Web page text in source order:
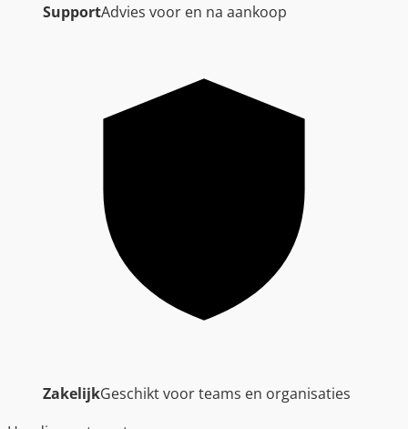
SupportAdvies voor en na aankoop
ZakelijkGeschikt voor teams en organisaties